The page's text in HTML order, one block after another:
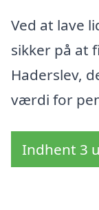
Ved at lave
sikker på at
Haderslev,
værdi for
Indhent 3